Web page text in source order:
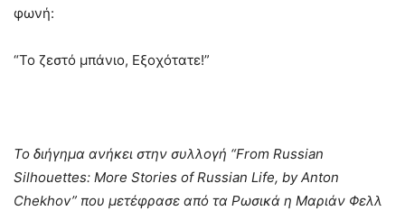
φωνή:
“Το ζεστό μπάνιο, Εξοχότατε!”
Το διήγημα ανήκει στην συλλογή “From Russian
Silhouettes: More Stories of Russian Life, by Anton
Chekhov” που μετέφρασε από τα Ρωσικά η Μαριάν Φελλ